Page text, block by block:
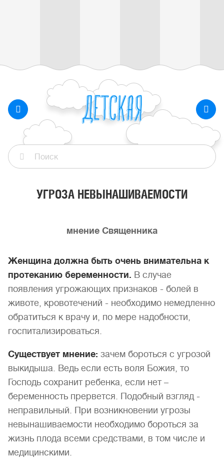
УГРОЗА НЕВЫНАШИВАЕМОСТИ
мнение Священника
Женщина должна быть очень внимательна к
протеканию беременности. В случае
появления угрожающих признаков - болей в
животе, кровотечений - необходимо немедленно
обратиться к врачу и, по мере надобности,
госпитализироваться.
Существует мнение: зачем бороться с угрозой
выкидыша. Ведь если есть воля Божия, то
Господь сохранит ребенка, если нет –
беременность прервется. Подобный взгляд -
неправильный. При возникновении угрозы
невынашиваемости необходимо бороться за
жизнь плода всеми средствами, в том числе и
медицинскими.